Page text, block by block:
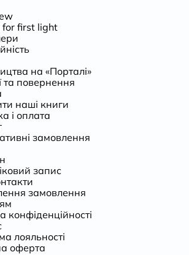
first light
на «Порталі»
та повернення
наші книги
і оплата
замовлення
запис
замовлення
конфіденційності
лояльності
оферта